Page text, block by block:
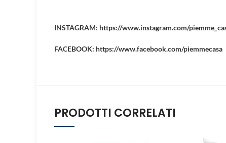
INSTAGRAM: https://www.instagram.com/
FACEBOOK: https://www.facebook.com/piemmecasa
PRODOTTI CORRELATI